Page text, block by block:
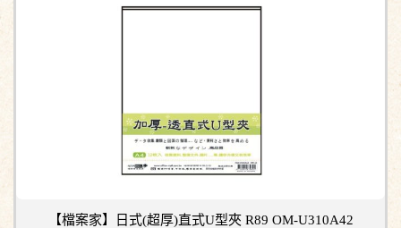
【檔案家】日式(超厚)直式U型夾 R89 OM-U310A42